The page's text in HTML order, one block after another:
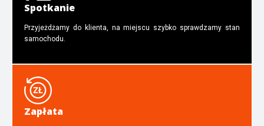
Spotkanie
Przyjeżdżamy do klienta, na miejscu szybko sprawdzamy stan
samochodu.
Zapłata